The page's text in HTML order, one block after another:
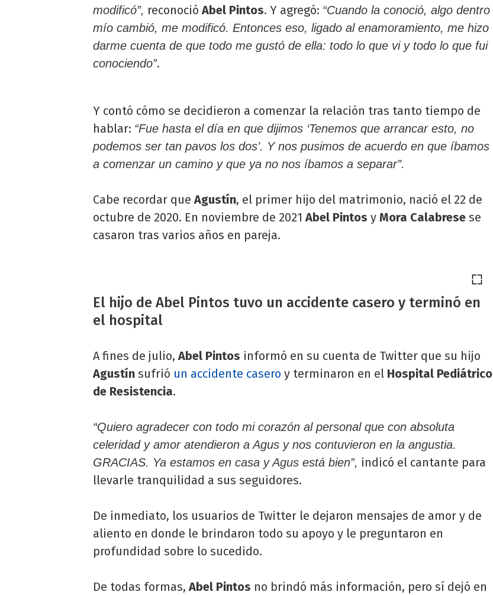
modificó”, reconocióAbel Pintos. Y agregó: “Cuando la conoció, algo dentro
mío cambió, me modificó. Entonces eso, ligado al enamoramiento, me hizo
darme cuenta de que todo me gustó de ella: todo lo que vi y todo lo que fui
conociendo”.
Y contó cómo se decidieron a comenzar la relación tras tanto tiempo de
hablar: “Fue hasta el día en que dijimos ‘Tenemos que arrancar esto, no
podemos ser tan pavos los dos’. Y nos pusimos de acuerdo en que íbamos
a comenzar un camino y que ya no nos íbamos a separar”.
Cabe recordar queAgustín, el primer hijo del matrimonio, nació el 22 de
octubre de 2020. En noviembre de 2021Abel Pintos y Mora Calabrese se
casaron tras varios años en pareja.
El hijo de Abel Pintos tuvo un accidente casero y terminó en
el hospital
A fines de julio,Abel Pintos informó en su cuenta de Twitter que su hijo
Agustín sufrió un accidente casero y terminaron en el Hospital Pediátrico
de Resistencia.
“Quiero agradecer con todo mi corazón al personal que con absoluta
celeridad y amor atendieron a Agus y nos contuvieron en la angustia.
GRACIAS. Ya estamos en casa y Agus está bien”, indicó el cantante para
llevarle tranquilidad a sus seguidores.
De inmediato, los usuarios de Twitter le dejaron mensajes de amor y de
aliento en donde le brindaron todo su apoyo y le preguntaron en
profundidad sobre lo sucedido.
De todas formas,Abel Pintos no brindó más información, pero sí dejó en